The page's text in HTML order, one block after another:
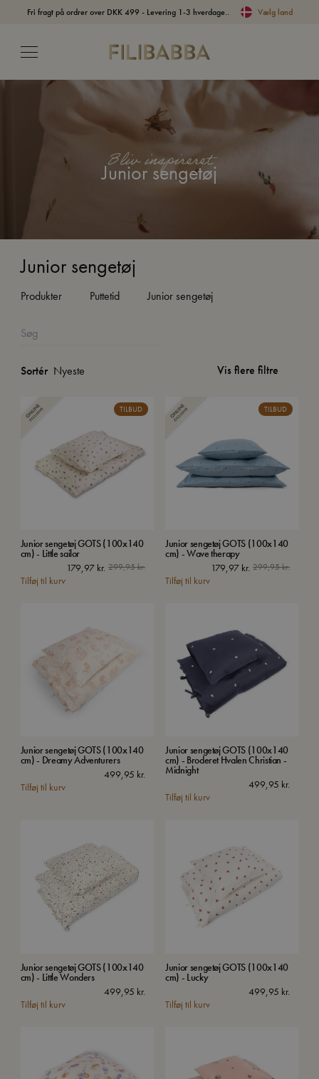
Fri fragt på ordrer over DKK 499 - Levering 1-3 hverdage.. Vælg land
Bliv inspireret
Junior sengetøj
Junior sengetøj
Produkter Puttetid Junior sengetøj
Sortér Vis flere filtre
TILBUD
Junior sengetøj GOTS (100x140
cm) - Little sailor
299,95kr.
179,97 kr.
Tilføj til kurv
TILBUD
Junior sengetøj GOTS (100x140
cm) - Wave therapy
299,95kr.
179,97 kr.
Tilføj til kurv
Junior sengetøj GOTS (100x140
cm) - Dreamy Adventurers
499,95 kr.
Tilføj til kurv
Junior sengetøj GOTS (100x140
cm) - Broderet Hvalen Christian -
Midnight
499,95 kr.
Tilføj til kurv
Junior sengetøj GOTS (100x140
cm) - Little Wonders
499,95 kr.
Tilføj til kurv
Junior sengetøj GOTS (100x140
cm) - Lucky
499,95 kr.
Tilføj til kurv